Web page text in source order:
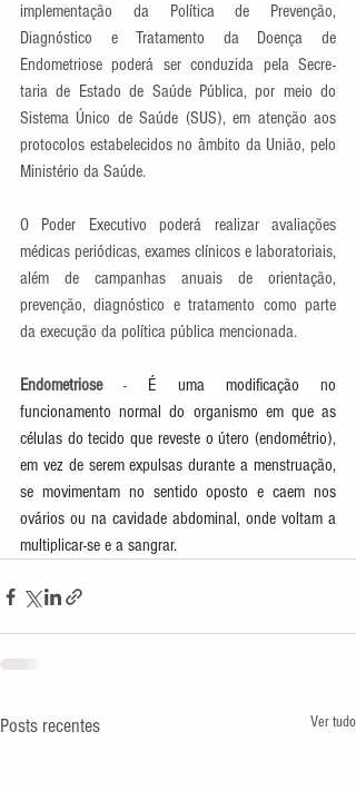
implementação da Política de Prevenção,
Diagnóstico e Tratamento da Doença de
Endometriose poderá ser conduzida pela Secre-
taria de Estado de Saúde Pública, por meio do
Sistema Único de Saúde (SUS), em atenção aos
protocolos estabelecidos no âmbito da União, pelo
Ministério da Saúde.
O Poder Executivo poderá realizar avaliações
médicas periódicas, exames clínicos e laboratoriais,
além de campanhas anuais de orientação,
prevenção, diagnóstico e tratamento como parte
da execução da política pública mencionada.
Endometriose - É uma modificação no
funcionamento normal do organismo em que as
células do tecido que reveste o útero (endométrio),
em vez de serem expulsas durante a menstruação,
se movimentam no sentido oposto e caem nos
ovários ou na cavidade abdominal, onde voltam a
multiplicar-se e a sangrar.
Posts recentes Ver tudo